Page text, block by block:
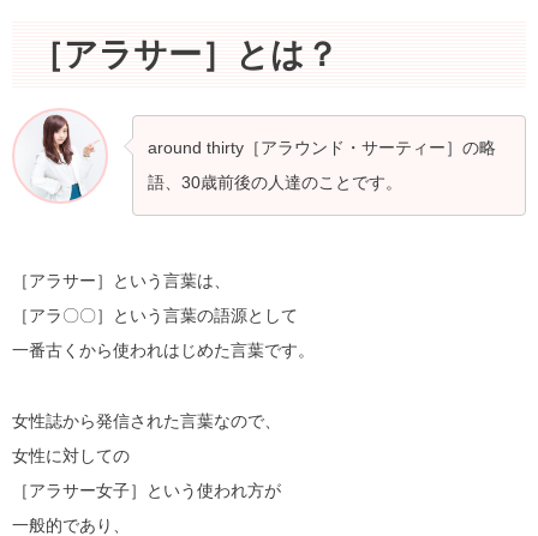
［アラサー］とは？
around thirty［アラウンド・サーティー］の略
語、30歳前後の人達のことです。
［アラサー］という言葉は、
［アラ〇〇］という言葉の語源として
一番古くから使われはじめた言葉です。
女性誌から発信された言葉なので、
女性に対しての
［アラサー女子］という使われ方が
一般的であり、